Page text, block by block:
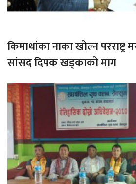
किमाथांका नाका खोल्न परराष्ट्र
सांसद दिपक खड्काको माग